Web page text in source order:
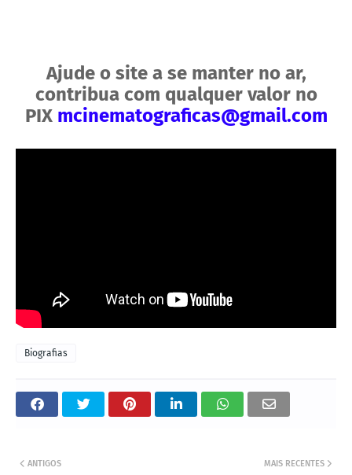
Ajude o site a se manter no ar,
contribua com qualquer valor no
PIX mcinematograficas@gmail.com
Biografias
MAIS RECENTES
ANTIGOS